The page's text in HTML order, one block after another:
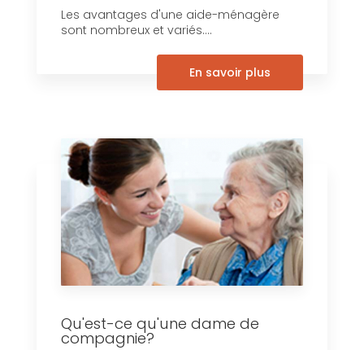
Les avantages d'une aide-ménagère
sont nombreux et variés....
En savoir plus
Qu'est-ce qu'une dame de
compagnie?